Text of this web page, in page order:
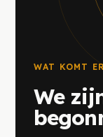
WAT KOMT ER
We